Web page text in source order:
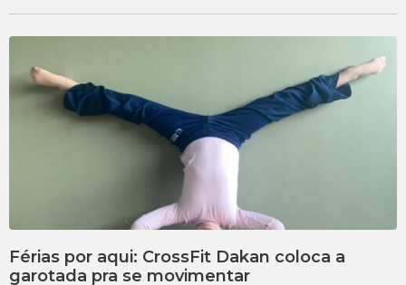
Férias por aqui: CrossFit Dakan coloca a
garotada pra se movimentar